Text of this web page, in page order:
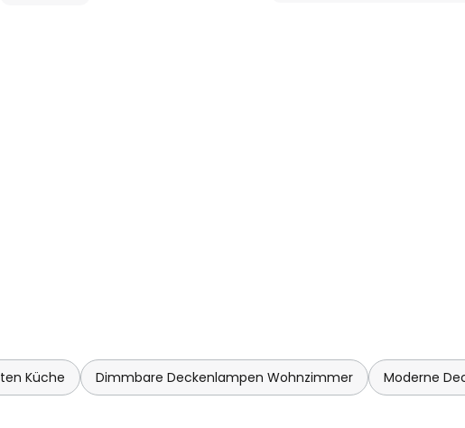
Küche Dimmbare Deckenlampen Wohnzimmer Moderne